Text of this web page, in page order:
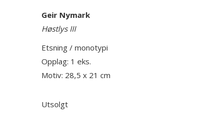
Geir Nymark
Høstlys III
Etsning / monotypi
Opplag: 1 eks.
Motiv: 28,5 x 21 cm
Utsolgt